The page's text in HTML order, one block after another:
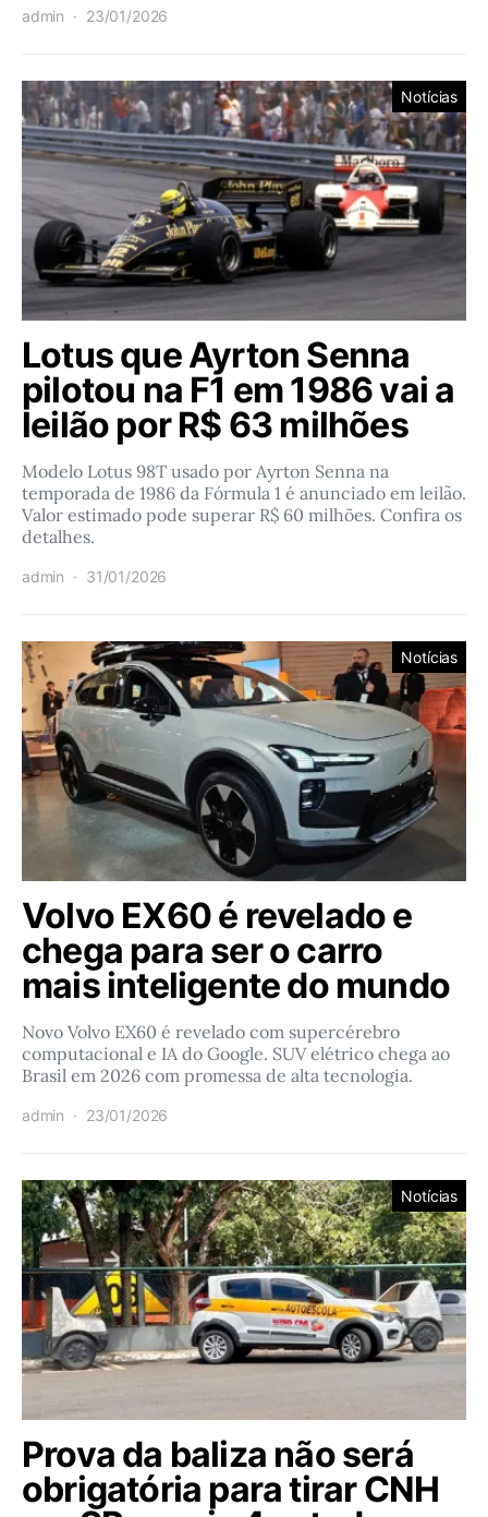
admin 23/01/2026
Notícias
Lotus que Ayrton Senna
pilotou na F1 em 1986 vai a
leilão por R$ 63 milhões
Modelo Lotus 98T usado por Ayrton Senna na
temporada de 1986 da Fórmula 1 é anunciado em leilão.
Valor estimado pode superar R$ 60 milhões. Confira os
detalhes.
admin 31/01/2026
Notícias
Volvo EX60 é revelado e
chega para ser o carro
mais inteligente do mundo
Novo Volvo EX60 é revelado com supercérebro
computacional e IA do Google. SUV elétrico chega ao
Brasil em 2026 com promessa de alta tecnologia.
admin 23/01/2026
Notícias
Prova da baliza não será
obrigatória para tirar CNH